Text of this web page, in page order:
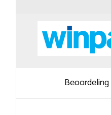
Beoordeling